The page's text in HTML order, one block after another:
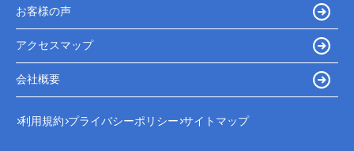
お客様の声
アクセスマップ
会社概要
利用規約 プライバシーポリシー サイトマップ